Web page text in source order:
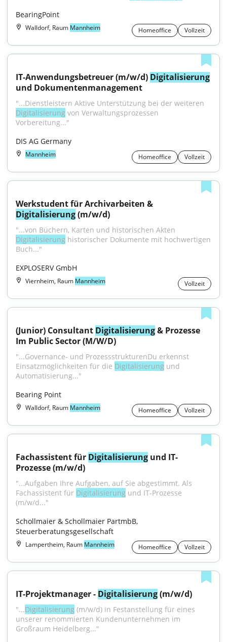
BearingPoint
Walldorf, Raum Mannheim Homeoffice Vollzeit
IT-Anwendungsbetreuer (m/w/d) Digitalisierung
und Dokumentenmanagement
Digitalisierung von Verwaltungsprozessen
Vorbereitung..."
DIS AG Germany
Mannheim Homeoffice Vollzeit
Digitalisierung (m/w/d)
Digitalisierung historischer Dokumente mit hochwertigen
Buch..."
EXPLOSERV GmbH
Viernheim, Raum Mannheim Vollzeit
(Junior) Consultant Digitalisierung & Prozesse
Im Public Sector (M/W/D)
"...Governance- und ProzessstrukturenDu erkennst
Einsatzmöglichkeiten für die Digitalisierung und
Automatisierung..."
Bearing Point
Walldorf, Raum Mannheim Homeoffice Vollzeit
Fachassistent für Digitalisierung und IT-
Prozesse (m/w/d)
"...Aufgaben Ihre Aufgaben, auf Sie abgestimmt. Als
Fachassistent für Digitalisierung und IT-Prozesse
(m/w/d..."
Schollmaier & Schollmaier PartmbB,
Steuerberatungsgesellschaft
Lampertheim, Raum Mannheim Homeoffice Vollzeit
IT-Projektmanager - Digitalisierung (m/w/d)
"...Digitalisierung (m/w/d) in Festanstellung für eines
unserer renommierten Kundenunternehmen im
Großraum Heidelberg..."